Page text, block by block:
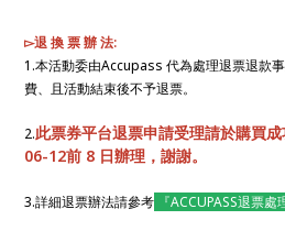
▻退 換 票 辦 法:
1.本活動委由Accupass 代為處理退票退款
費、且活動結束後不予退票。
2.此票券平台退票申請受理請於購買
06-12前 8 日辦理，謝謝。
3.詳細退票辦法請參考 『ACCUPASS退票處